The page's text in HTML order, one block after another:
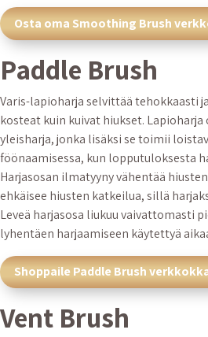
Osta oma Smoothing Brush
Paddle Brush
Varis-lapioharja selvittää tehokkaasti
kosteat kuin kuivat hiukset. Lapioharja
yleisharja, jonka lisäksi se toimii
föönaamisessa, kun lopputuloksesta
Harjasosan ilmatyyny vähentää
ehkäisee hiusten katkeilua, sillä
Leveä harjasosa liukuu vaivattomasti
lyhentäen harjaamiseen käytettyä
Shoppaile Paddle Brush
Vent Brush